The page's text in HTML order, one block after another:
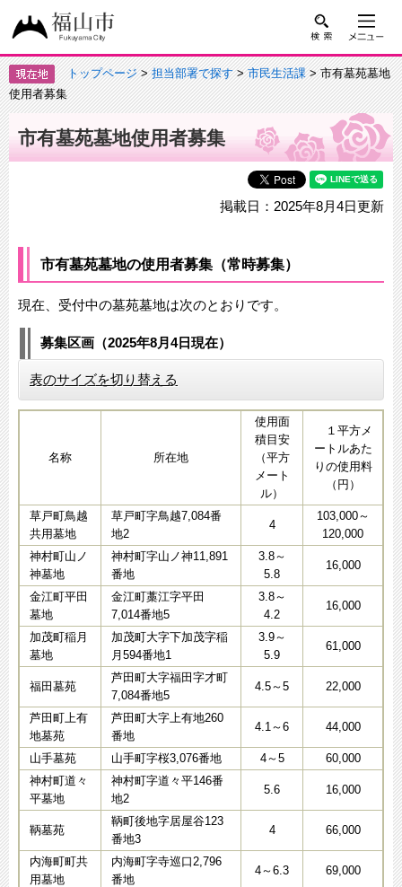
トップページ>担当部署で探す>市民生活課> 市有墓苑墓地
使用者募集
市有墓苑墓地使用者募集
掲載日：2025年8月4日更新
市有墓苑墓地の使用者募集（常時募集）
現在、受付中の墓苑墓地は次のとおりです。
募集区画（2025年8月4日現在）
表のサイズを切り替える
名称 所在地
使用面
積目安
（平方
メート
ル）
１平方メ
ートルあた
りの使用料
（円）
草戸町鳥越
共用墓地
草戸町字鳥越7,084番
地2
4
103,000～
120,000
神村町山ノ
神墓地
神村町字山ノ神11,891
番地
3.8～
5.8
16,000
金江町平田
墓地
金江町藁江字平田
7,014番地5
3.8～
4.2
16,000
加茂町稲月
墓地
加茂町大字下加茂字稲
月594番地1
3.9～
5.9
61,000
福田墓苑
芦田町大字福田字才町
7,084番地5
4.5～5 22,000
芦田町上有
地墓苑
芦田町大字上有地260
番地
4.1～6 44,000
山手墓苑 山手町字桜3,076番地 4～5
60,000
神村町道々
平墓地
神村町字道々平146番
地2
5.6 16,000
鞆墓苑
鞆町後地字居屋谷123
番地3
4 66,000
内海町町共
用墓地
内海町字寺巡口2,796
番地
4～6.3 69,000